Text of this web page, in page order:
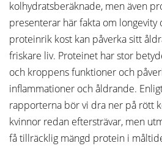
kolhydratsberäknade, men även
presenterar här fakta om longevity
proteinrik kost kan påverka sitt
friskare liv. Proteinet har stor
och kroppens funktioner och
inflammationer och åldrande.
rapporterna bör vi dra ner på rött
kvinnor redan eftersträvar, men
få tillräcklig mängd protein i